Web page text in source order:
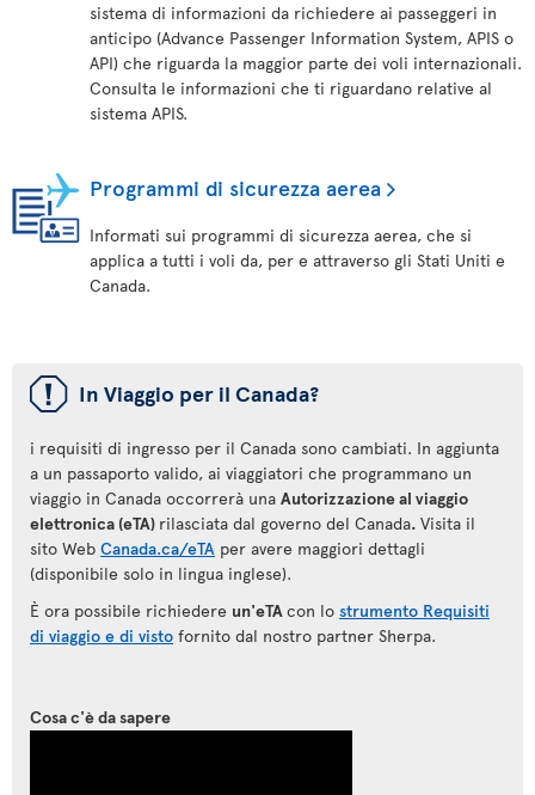
sistema di informazioni da richiedere ai passeggeri in
anticipo (Advance Passenger Information System, APIS o
API) che riguarda la maggior parte dei voli internazionali.
Consulta le informazioni che ti riguardano relative al
sistema APIS.
Programmi di sicurezza aerea
Informati sui programmi di sicurezza aerea, che si
applica a tutti i voli da, per e attraverso gli Stati Uniti e
Canada.
ü In Viaggio per il Canada?
i requisiti di ingresso per il Canada sono cambiati. In aggiunta
a un passaporto valido, ai viaggiatori che programmano un
viaggio in Canada occorrerà una Autorizzazione al viaggio
elettronica (eTA) rilasciata dal governo del Canada. Visita il
sito Web Canada.ca/eTA per avere maggiori dettagli
(disponibile solo in lingua inglese).
È ora possibile richiedere un'eTAcon lo strumento Requisiti
di viaggio e di visto fornito dal nostro partner Sherpa.
Cosa c'è da sapere